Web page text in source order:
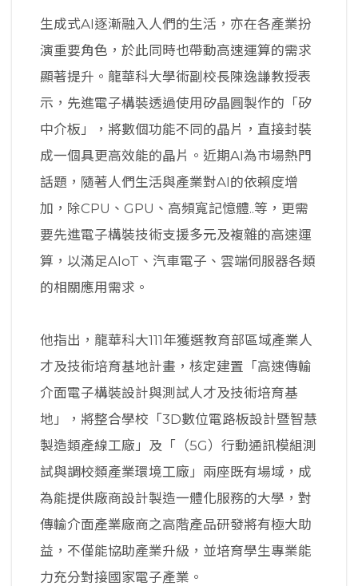
生成式AI逐漸融入人們的生活，亦在各產業扮
演重要角色，於此同時也帶動高速運算的需求
顯著提升。龍華科大學術副校長陳逸謙教授表
示，先進電子構裝透過使用矽晶圓製作的「矽
中介板」，將數個功能不同的晶片，直接封裝
成一個具更高效能的晶片。近期AI為市場熱門
話題，隨著人們生活與產業對AI的依賴度增
加，除CPU、GPU、高頻寬記憶體..等，更需
要先進電子構裝技術支援多元及複雜的高速運
算，以滿足AIoT、汽車電子、雲端伺服器各類
的相關應用需求。
他指出，龍華科大111年獲選教育部區域產業人
才及技術培育基地計畫，核定建置「高速傳輸
介面電子構裝設計與測試人才及技術培育基
地」，將整合學校「3D數位電路板設計暨智慧
製造類產線工廠」及「（5G）行動通訊模組測
試與調校類產業環境工廠」兩座既有場域，成
為能提供廠商設計製造一體化服務的大學，對
傳輸介面產業廠商之高階產品研發將有極大助
益，不僅能協助產業升級，並培育學生專業能
力充分對接國家電子產業。